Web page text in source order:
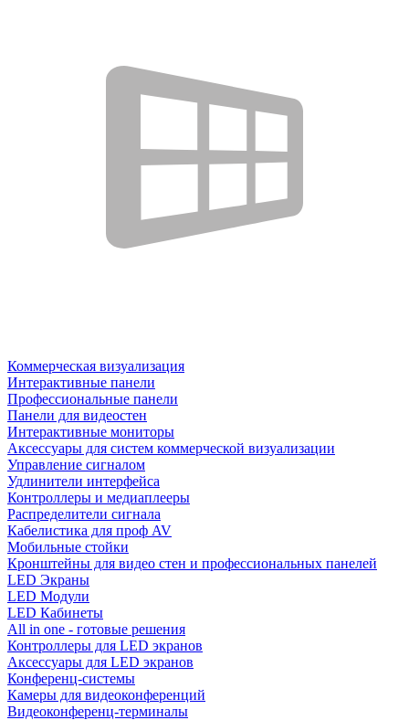
Коммерческая визуализация
Интерактивные панели
Профессиональные панели
Панели для видеостен
Интерактивные мониторы
Аксессуары для систем коммерческой визуализации
Управление сигналом
Удлинители интерфейса
Контроллеры и медиаплееры
Распределители сигнала
Кабелистика для проф AV
Мобильные стойки
Кронштейны для видео стен и профессиональных панелей
LED Экраны
LED Модули
LED Кабинеты
All in one - готовые решения
Контроллеры для LED экранов
Аксессуары для LED экранов
Конференц-системы
Камеры для видеоконференций
Видеоконференц-терминалы